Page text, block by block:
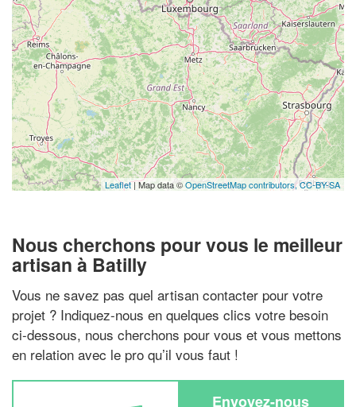
Leaflet| Map data ©OpenStreetMap contributors,CC-BY-SA
Nous cherchons pour vous le meilleur
artisan à Batilly
Vous ne savez pas quel artisan contacter pour votre
projet ? Indiquez-nous en quelques clics votre besoin
ci-dessous, nous cherchons pour vous et vous mettons
en relation avec le pro qu’il vous faut !
Envoyez-nous